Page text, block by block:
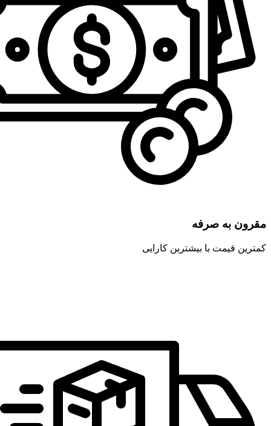
مقرون به صرفه
کمترین قیمت با بیشترین کارایی